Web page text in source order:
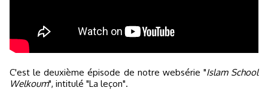
C'est le deuxième épisode de notre websérie "Islam School
Welkoum", intitulé "La leçon".